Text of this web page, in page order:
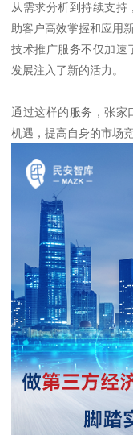
从需求分析到持续支持
助客户高效掌握和应用新
技术推广服务不仅加速
发展注入了新的活力。
通过这样的服务，张家
机遇，提高自身的市场